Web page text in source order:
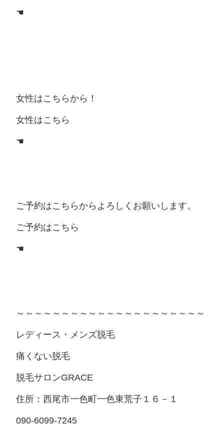
☚
女性はこちらから！
女性はこちら
☚
ご予約はこちらからよろしくお願いします。
ご予約はこちら
☚
～～～～～～～～～～～～～～～～～～～～～
レディース・メンズ脱毛
痛くない脱毛
脱毛サロンGRACE
住所：西尾市一色町一色東荒子１６－１
090-6099-7245